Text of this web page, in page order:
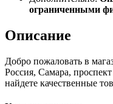
ограниченными
Описание
Добро пожаловать в
Россия, Самара,
найдете качественные